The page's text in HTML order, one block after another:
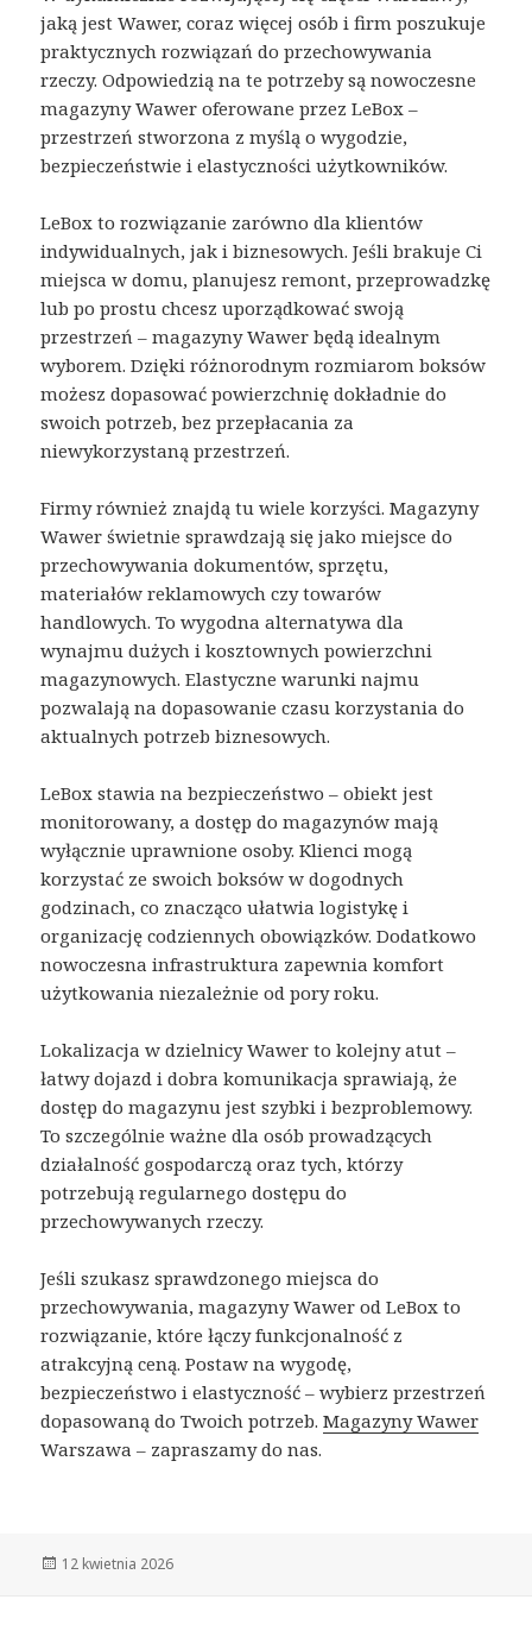
jaką jest Wawer, coraz więcej osób i firm poszukuje
praktycznych rozwiązań do przechowywania
rzeczy. Odpowiedzią na te potrzeby są nowoczesne
magazyny Wawer oferowane przez LeBox –
przestrzeń stworzona z myślą o wygodzie,
bezpieczeństwie i elastyczności użytkowników.
LeBox to rozwiązanie zarówno dla klientów
indywidualnych, jak i biznesowych. Jeśli brakuje Ci
miejsca w domu, planujesz remont, przeprowadzkę
lub po prostu chcesz uporządkować swoją
przestrzeń – magazyny Wawer będą idealnym
wyborem. Dzięki różnorodnym rozmiarom boksów
możesz dopasować powierzchnię dokładnie do
swoich potrzeb, bez przepłacania za
niewykorzystaną przestrzeń.
Firmy również znajdą tu wiele korzyści. Magazyny
Wawer świetnie sprawdzają się jako miejsce do
przechowywania dokumentów, sprzętu,
materiałów reklamowych czy towarów
handlowych. To wygodna alternatywa dla
wynajmu dużych i kosztownych powierzchni
magazynowych. Elastyczne warunki najmu
pozwalają na dopasowanie czasu korzystania do
aktualnych potrzeb biznesowych.
LeBox stawia na bezpieczeństwo – obiekt jest
monitorowany, a dostęp do magazynów mają
wyłącznie uprawnione osoby. Klienci mogą
korzystać ze swoich boksów w dogodnych
godzinach, co znacząco ułatwia logistykę i
organizację codziennych obowiązków. Dodatkowo
nowoczesna infrastruktura zapewnia komfort
użytkowania niezależnie od pory roku.
Lokalizacja w dzielnicy Wawer to kolejny atut –
łatwy dojazd i dobra komunikacja sprawiają, że
dostęp do magazynu jest szybki i bezproblemowy.
To szczególnie ważne dla osób prowadzących
działalność gospodarczą oraz tych, którzy
potrzebują regularnego dostępu do
przechowywanych rzeczy.
Jeśli szukasz sprawdzonego miejsca do
przechowywania, magazyny Wawer od LeBox to
rozwiązanie, które łączy funkcjonalność z
atrakcyjną ceną. Postaw na wygodę,
bezpieczeństwo i elastyczność – wybierz przestrzeń
dopasowaną do Twoich potrzeb.Magazyny Wawer
Warszawa – zapraszamy do nas.
Opublikowano
12 kwietnia 2026